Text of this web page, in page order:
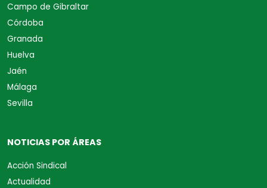
Campo de Gibraltar
Córdoba
Granada
Huelva
Jaén
Málaga
Sevilla
NOTICIAS POR ÁREAS
Acción Sindical
Actualidad